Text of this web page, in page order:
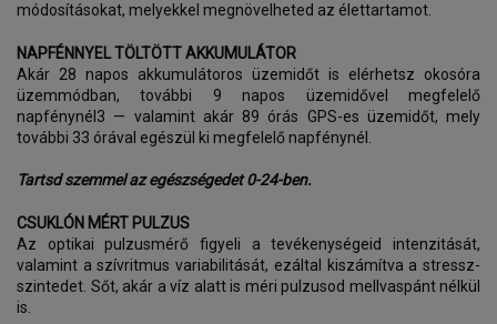
módosításokat, melyekkel megnövelheted az élettartamot.
NAPFÉNNYEL TÖLTÖTT AKKUMULÁTOR
Akár 28 napos akkumulátoros üzemidőt is elérhetsz okosóra
üzemmódban, további 9 napos üzemidővel megfelelő
napfénynél3 — valamint akár 89 órás GPS-es üzemidőt, mely
további 33 órával egészül ki megfelelő napfénynél.
Tartsd szemmel az egészségedet 0-24-ben.
CSUKLÓN MÉRT PULZUS
Az optikai pulzusmérő figyeli a tevékenységeid intenzitását,
valamint a szívritmus variabilitását, ezáltal kiszámítva a stressz-
szintedet. Sőt, akár a víz alatt is méri pulzusod mellvaspánt nélkül
is.